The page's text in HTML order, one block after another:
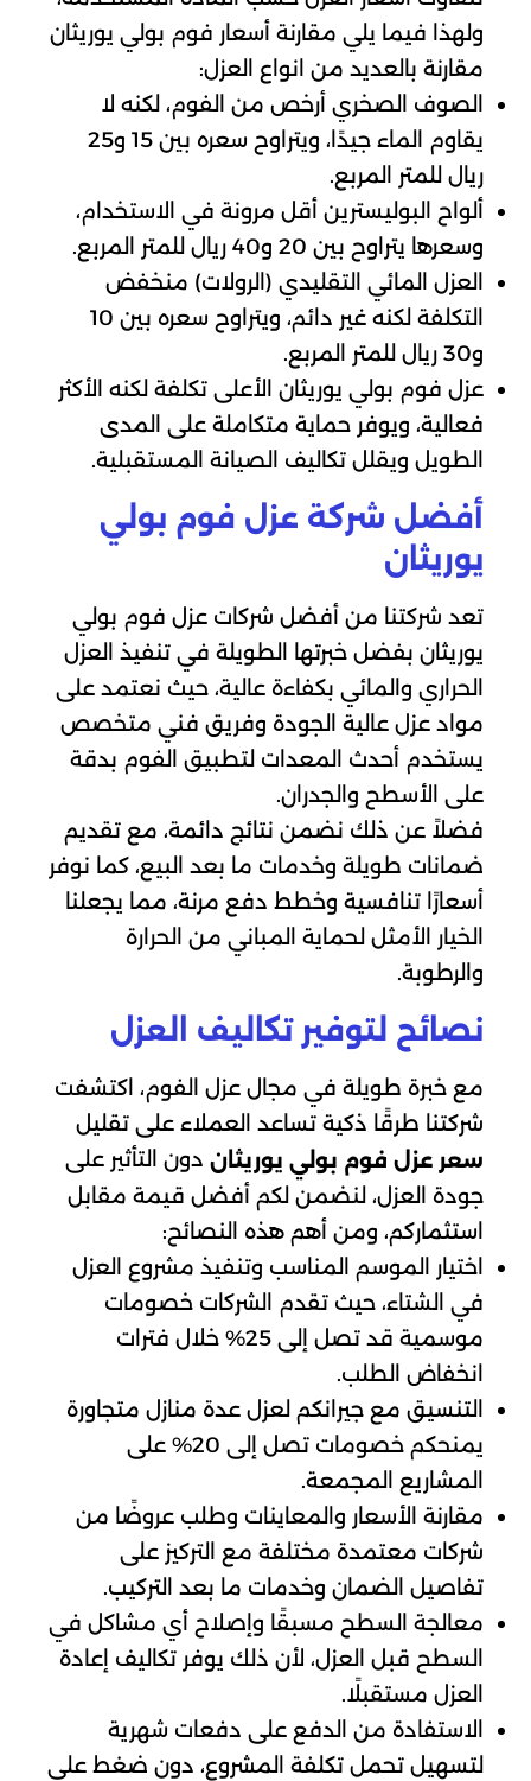
ولهذا فيما يلي مقارنة أسعار فوم بولي يوريثان
مقارنة بالعديد من انواع العزل:
الصوف الصخري أرخص من الفوم، لكنه لا
يقاوم الماء جيدًا، ويتراوح سعره بين 15 و25
ريال للمتر المربع.
ألواح البوليسترين أقل مرونة في الاستخدام،
وسعرها يتراوح بين 20 و40 ريال للمتر المربع.
العزل المائي التقليدي (الرولات) منخفض
التكلفة لكنه غير دائم، ويتراوح سعره بين 10
و30 ريال للمتر المربع.
عزل فوم بولي يوريثان الأعلى تكلفة لكنه الأكثر
فعالية، ويوفر حماية متكاملة على المدى
الطويل ويقلل تكاليف الصيانة المستقبلية.
أفضل شركة عزل فوم بولي
يوريثان
تعد شركتنا من أفضل شركات عزل فوم بولي
يوريثان بفضل خبرتها الطويلة في تنفيذ العزل
الحراري والمائي بكفاءة عالية، حيث نعتمد على
مواد عزل عالية الجودة وفريق فني متخصص
يستخدم أحدث المعدات لتطبيق الفوم بدقة
على الأسطح والجدران.
فضلاً عن ذلك نضمن نتائج دائمة، مع تقديم
ضمانات طويلة وخدمات ما بعد البيع، كما نوفر
أسعارًا تنافسية وخطط دفع مرنة، مما يجعلنا
الخيار الأمثل لحماية المباني من الحرارة
والرطوبة.
نصائح لتوفير تكاليف العزل
مع خبرة طويلة في مجال عزل الفوم، اكتشفت
شركتنا طرقًا ذكية تساعد العملاء على تقليل
سعر عزل فوم بولي يوريثان دون التأثير على
جودة العزل، لنضمن لكم أفضل قيمة مقابل
استثماركم، ومن أهم هذه النصائح:
اختيار الموسم المناسب وتنفيذ مشروع العزل
في الشتاء، حيث تقدم الشركات خصومات
موسمية قد تصل إلى 25% خلال فترات
انخفاض الطلب.
التنسيق مع جيرانكم لعزل عدة منازل متجاورة
يمنحكم خصومات تصل إلى 20% على
المشاريع المجمعة.
مقارنة الأسعار والمعاينات وطلب عروضًا من
شركات معتمدة مختلفة مع التركيز على
تفاصيل الضمان وخدمات ما بعد التركيب.
معالجة السطح مسبقًا وإصلاح أي مشاكل في
السطح قبل العزل، لأن ذلك يوفر تكاليف إعادة
العزل مستقبلًا.
الاستفادة من الدفع على دفعات شهرية
لتسهيل تحمل تكلفة المشروع، دون ضغط على